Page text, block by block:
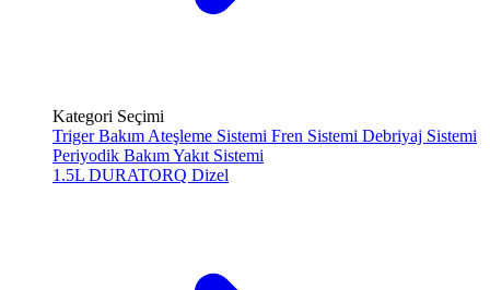
Kategori Seçimi
Triger Bakım Ateşleme Sistemi Fren Sistemi Debriyaj Sistemi
Periyodik BakımYakıt Sistemi
1.5L DURATORQ Dizel